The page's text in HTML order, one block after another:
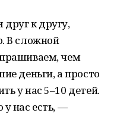
к другу,
В сложной
чем
деньги, а просто
у нас 5–10 детей.
нас есть, —